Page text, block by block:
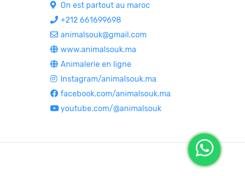
On est partout au maroc
+212 661699698
animalsouk@gmail.com
www.animalsouk.ma
Animalerie en ligne
Instagram/animalsouk.ma
facebook.com/animalsouk.ma
youtube.com/@animalsouk